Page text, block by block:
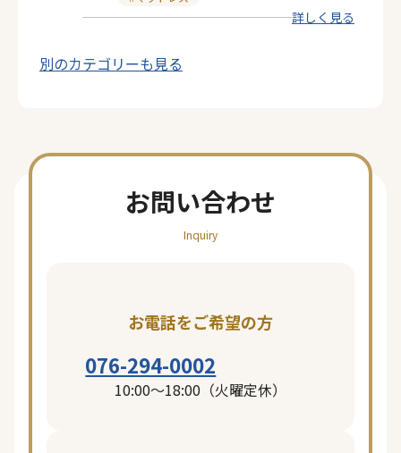
テ
リ
詳しく見る
別のカテゴリーも見る
お問い合わせ
Inquiry
お電話をご希望の方
076-294-0002
10:00〜18:00（火曜定休）